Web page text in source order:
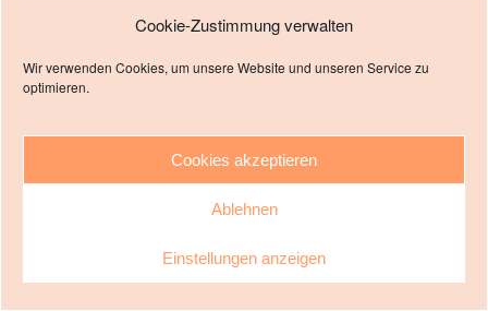
Cookie-Zustimmung verwalten
Wir verwenden Cookies, um unsere Website und unseren Service zu
optimieren.
Cookies akzeptieren
Ablehnen
Einstellungen anzeigen
Impressum